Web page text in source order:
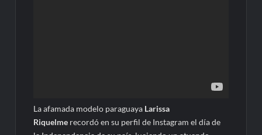
La afamada modelo paraguaya Larissa
Riquelme recordó en su perfil de Instagram el día de